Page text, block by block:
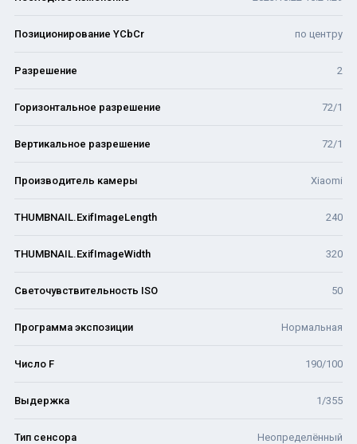
Позиционирование YCbCr по центру
Разрешение 2
Горизонтальное разрешение 72/1
Вертикальное разрешение 72/1
Производитель камеры Xiaomi
THUMBNAIL.ExifImageLength 240
THUMBNAIL.ExifImageWidth 320
Светочувствительность ISO 50
Программа экспозиции Нормальная
Число F 190/100
Выдержка 1/355
Тип сенсора Неопределённый